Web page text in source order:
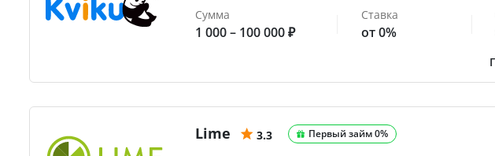
Сумма
1 000 – 100 000 ₽
Ставка
от 0%
Lime 3.3 Первый займ 0%